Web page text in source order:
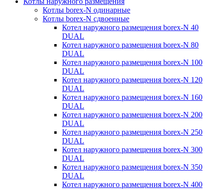
Котлы borex-N одинарные
Котлы borex-N сдвоенные
Котел наружного размещения borex-N 40
DUAL
Котел наружного размещения borex-N 80
DUAL
Котел наружного размещения borex-N 100
DUAL
Котел наружного размещения borex-N 120
DUAL
Котел наружного размещения borex-N 160
DUAL
Котел наружного размещения borex-N 200
DUAL
Котел наружного размещения borex-N 250
DUAL
Котел наружного размещения borex-N 300
DUAL
Котел наружного размещения borex-N 350
DUAL
Котел наружного размещения borex-N 400